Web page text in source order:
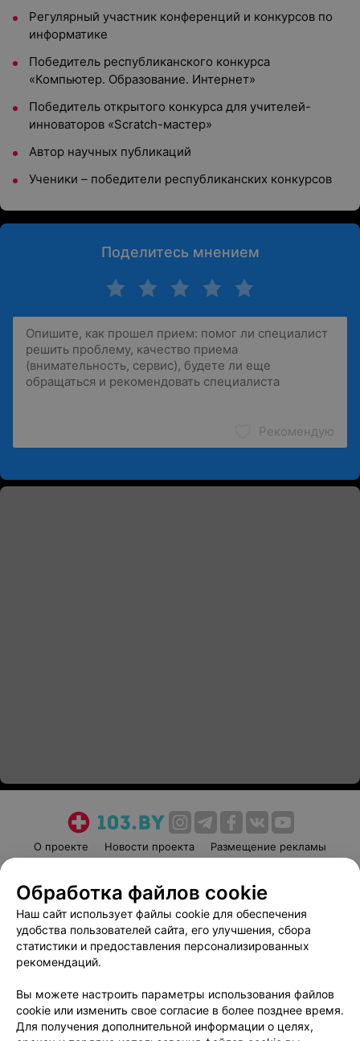
Регулярный участник конференций и конкурсов по
информатике
Победитель республиканского конкурса
«Компьютер. Образование. Интернет»
Победитель открытого конкурса для учителей-
инноваторов «Scratch-мастер»
Автор научных публикаций
Ученики – победители республиканских конкурсов
Поделитесь мнением
Рекомендую
О проекте Новости проекта
Размещение рекламы
Пользовательское соглашение
Способы оплаты
Вакансии
Партнеры
Написать руководителю 103.by
Обработка персональных данных
Обработка файлов cookie
Наш сайт использует файлы cookie для обеспечения
удобства пользователей сайта, его улучшения, сбора
статистики и предоставления персонализированных
рекомендаций.
Вы можете настроить параметры использования файлов
cookie или изменить свое согласие в более позднее время.
Для получения дополнительной информации о целях,